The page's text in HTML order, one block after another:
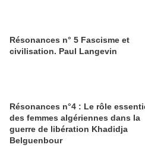
Résonances n° 5 Fascisme et
civilisation. Paul Langevin
Résonances n°4 : Le rôle essentiel
des femmes algériennes dans la
guerre de libération Khadidja
Belguenbour